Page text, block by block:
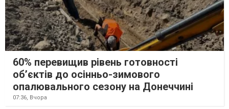
60% перевищив рівень готовності
об’єктів до осінньо-зимового
опалювального сезону на Донеччині
07:36, Вчора